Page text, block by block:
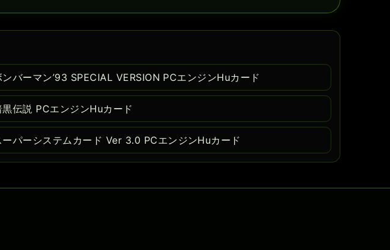
ンバーマン’93 SPECIAL VERSION PCエンジンHuカード
黒伝説 PCエンジンHuカード
ーパーシステムカード Ver 3.0 PCエンジンHuカード